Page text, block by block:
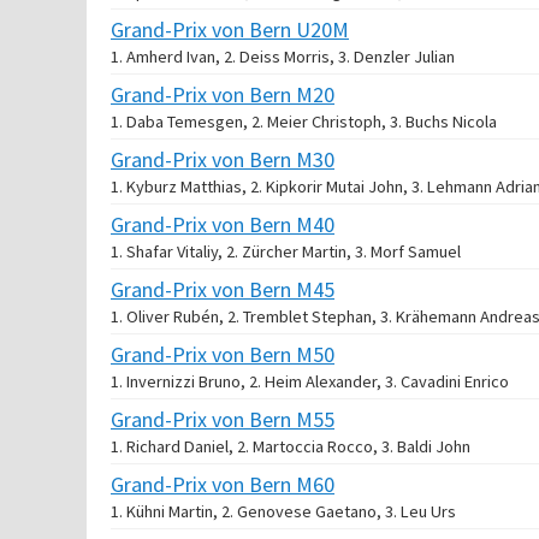
Grand-Prix von Bern U20M
1. Amherd Ivan, 2. Deiss Morris, 3. Denzler Julian
Grand-Prix von Bern M20
1. Daba Temesgen, 2. Meier Christoph, 3. Buchs Nicola
Grand-Prix von Bern M30
1. Kyburz Matthias, 2. Kipkorir Mutai John, 3. Lehmann
Grand-Prix von Bern M40
1. Shafar Vitaliy, 2. Zürcher Martin, 3. Morf Samuel
Grand-Prix von Bern M45
1. Oliver Rubén, 2. Tremblet Stephan, 3. Krähemann Andreas
Grand-Prix von Bern M50
1. Invernizzi Bruno, 2. Heim Alexander, 3. Cavadini Enrico
Grand-Prix von Bern M55
1. Richard Daniel, 2. Martoccia Rocco, 3. Baldi John
Grand-Prix von Bern M60
1. Kühni Martin, 2. Genovese Gaetano, 3. Leu Urs